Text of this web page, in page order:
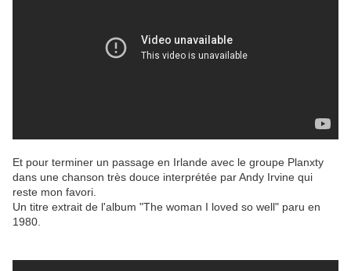
Et pour terminer un passage en Irlande avec le groupe Planxty
dans une chanson très douce interprétée par Andy Irvine qui
reste mon favori.
Un titre extrait de l'album "The woman I loved so well" paru en
1980.